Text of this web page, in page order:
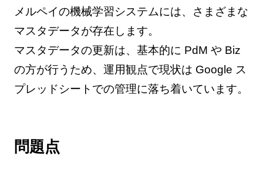
メルペイの機械学習システムには、さまざまな
マスタデータが存在します。
マスタデータの更新は、基本的に PdM や Biz
の方が行うため、運用観点で現状は Google ス
プレッドシートでの管理に落ち着いています。
問題点